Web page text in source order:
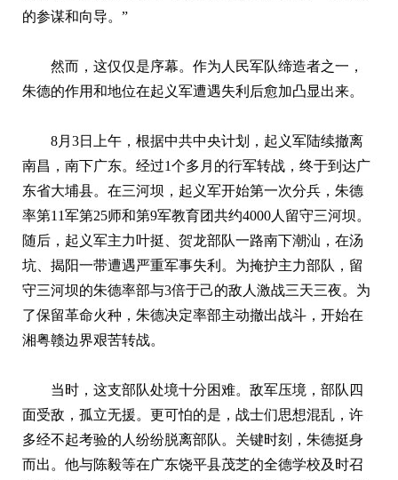
的参谋和向导。”
然而，这仅仅是序幕。作为人民军队缔造者之一，
朱德的作用和地位在起义军遭遇失利后愈加凸显出来。
8月3日上午，根据中共中央计划，起义军陆续撤离
南昌，南下广东。经过1个多月的行军转战，终于到达广
东省大埔县。在三河坝，起义军开始第一次分兵，朱德
率第11军第25师和第9军教育团共约4000人留守三河坝。
随后，起义军主力叶挺、贺龙部队一路南下潮汕，在汤
坑、揭阳一带遭遇严重军事失利。为掩护主力部队，留
守三河坝的朱德率部与3倍于己的敌人激战三天三夜。为
了保留革命火种，朱德决定率部主动撤出战斗，开始在
湘粤赣边界艰苦转战。
当时，这支部队处境十分困难。敌军压境，部队四
面受敌，孤立无援。更可怕的是，战士们思想混乱，许
多经不起考验的人纷纷脱离部队。关键时刻，朱德挺身
而出。他与陈毅等在广东饶平县茂芝的全德学校及时召